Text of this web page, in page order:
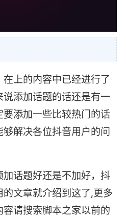
上的内容中已经进行了
添加话题的话还是有一
添加一些比较热门的话
解决各位抖音用户的问
话题好还是不加好，抖
文章就介绍到这了,更多
请搜索脚本之家以前的